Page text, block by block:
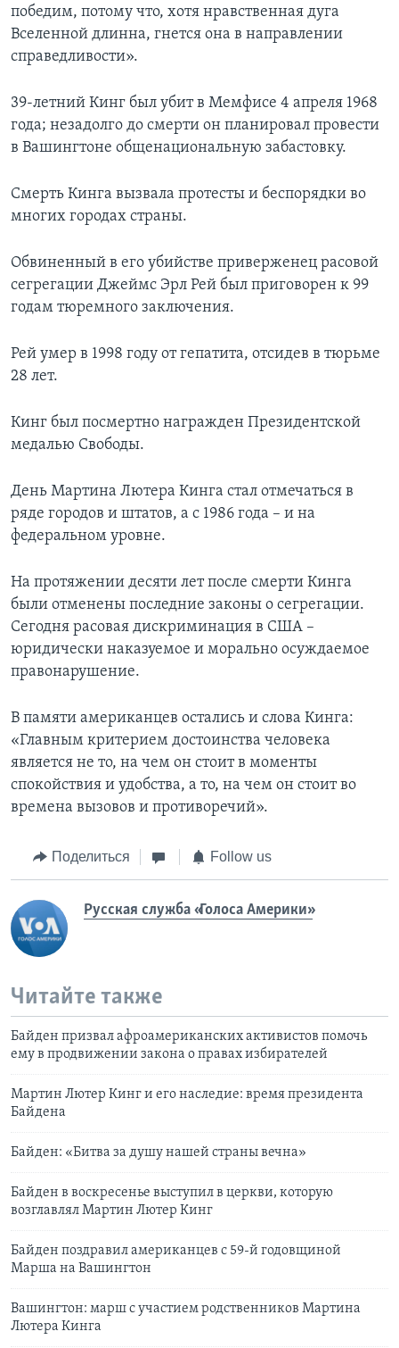
победим, потому что, хотя нравственная дуга
Вселенной длинна, гнется она в направлении
справедливости».
39-летний Кинг был убит в Мемфисе 4 апреля 1968
года; незадолго до смерти он планировал провести
в Вашингтоне общенациональную забастовку.
Смерть Кинга вызвала протесты и беспорядки во
многих городах страны.
Обвиненный в его убийстве приверженец расовой
сегрегации Джеймс Эрл Рей был приговорен к 99
годам тюремного заключения.
Рей умер в 1998 году от гепатита, отсидев в тюрьме
28 лет.
Кинг был посмертно награжден Президентской
медалью Свободы.
День Мартина Лютера Кинга стал отмечаться в
ряде городов и штатов, а с 1986 года – и на
федеральном уровне.
На протяжении десяти лет после смерти Кинга
были отменены последние законы о сегрегации.
Сегодня расовая дискриминация в США –
юридически наказуемое и морально осуждаемое
правонарушение.
В памяти американцев остались и слова Кинга:
«Главным критерием достоинства человека
является не то, на чем он стоит в моменты
спокойствия и удобства, а то, на чем он стоит во
времена вызовов и противоречий».
Поделиться Follow us
Русская служба «Голоса Америки»
Читайте также
Байден призвал афроамериканских активистов помочь
ему в продвижении закона о правах избирателей
Мартин Лютер Кинг и его наследие: время президента
Байдена
Байден: «Битва за душу нашей страны вечна»
Байден в воскресенье выступил в церкви, которую
возглавлял Мартин Лютер Кинг
Байден поздравил американцев с 59-й годовщиной
Марша на Вашингтон
Вашингтон: марш с участием родственников Мартина
Лютера Кинга